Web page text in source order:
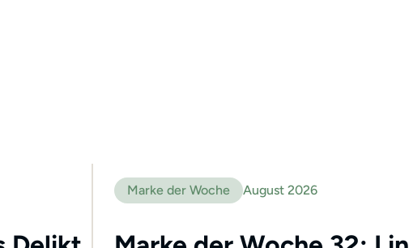
Marke der Woche August 2026